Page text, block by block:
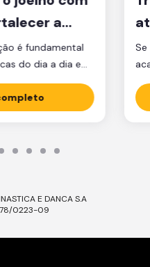
a
é fundamental
do dia a dia e
E DANCA S.A
0223-09